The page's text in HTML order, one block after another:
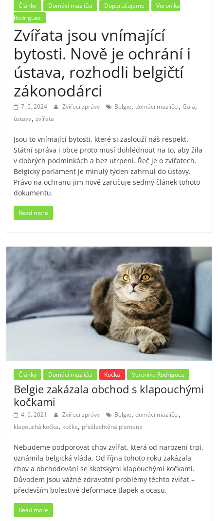
Články Domácí mazlíčci Doporučujeme
Veronika
Rodriguez
Zvířata jsou vnímající
bytosti. Nově je ochrání i
ústava, rozhodli belgičtí
zákonodárci
7. 5. 2024 Zvířecí zprávy Belgie,domácí mazlíčci,Gaia,
ústava,zvířata
Jsou to vnímající bytosti, které si zaslouží náš respekt.
Státní správa i obce proto musí dohlédnout na to, aby žila
v dobrých podmínkách a bez utrpení. Řeč je o zvířatech.
Belgický parlament je minulý týden zahrnul do ústavy.
Právo na ochranu jim nově zaručuje sedmý článek tohoto
dokumentu.
Read more
Články Domácí mazlíčci Kočka Veronika Rodriguez
Belgie zakázala obchod s klapouchými
kočkami
4. 6. 2021 Zvířecí zprávy Belgie,domácí mazlíčci,
klapouchá kočka, kočka, přešlechtěná plemena
Nebudeme podporovat chov zvířat, která od narození trpí,
oznámila belgická vláda. Od října tohoto roku zakázala
chov a obchodování se skotskými klapouchými kočkami.
Důvodem jsou vážné zdravotní problémy těchto zvířat –
především bolestivé deformace tlapek a ocasu.
Read more